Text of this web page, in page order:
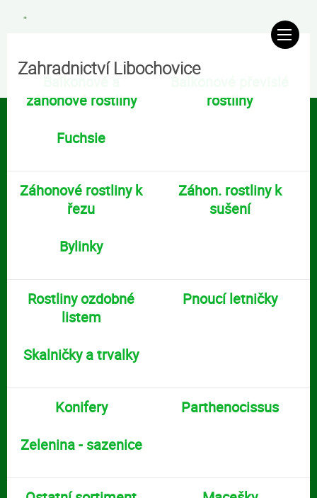
Zahradnictví Libochovice
záhonové rostliny
rostliny
Fuchsie
Záhonové rostliny k
řezu
Záhon. rostliny k
sušení
Bylinky
Rostliny ozdobné
listem
Pnoucí letničky
Skalničky a trvalky
Konifery
Parthenocissus
Zelenina - sazenice